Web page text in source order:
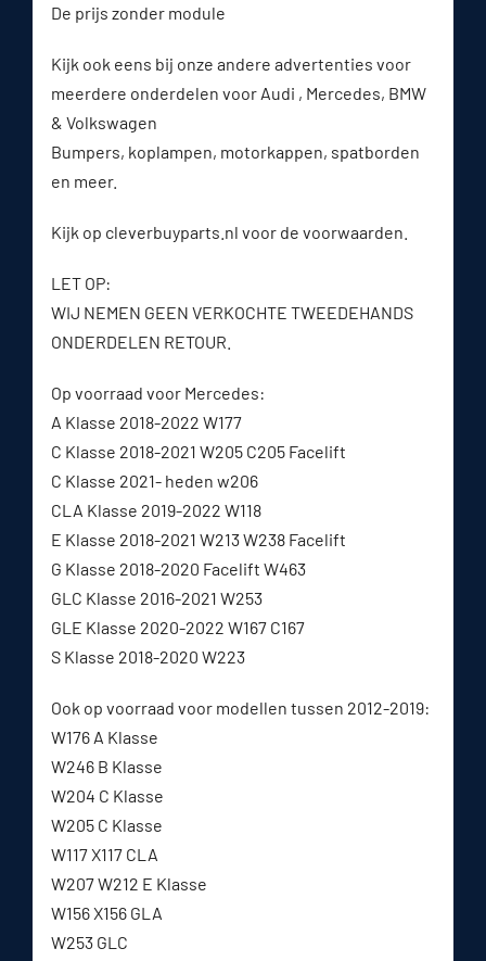
De prijs zonder module
Kijk ook eens bij onze andere advertenties voor
meerdere onderdelen voor Audi , Mercedes, BMW
& Volkswagen
Bumpers, koplampen, motorkappen, spatborden
en meer.
Kijk op cleverbuyparts.nl voor de voorwaarden.
LET OP:
WIJ NEMEN GEEN VERKOCHTE TWEEDEHANDS
ONDERDELEN RETOUR.
Op voorraad voor Mercedes:
A Klasse 2018-2022 W177
C Klasse 2018-2021 W205 C205 Facelift
C Klasse 2021- heden w206
CLA Klasse 2019-2022 W118
E Klasse 2018-2021 W213 W238 Facelift
G Klasse 2018-2020 Facelift W463
GLC Klasse 2016-2021 W253
GLE Klasse 2020-2022 W167 C167
S Klasse 2018-2020 W223
Ook op voorraad voor modellen tussen 2012-2019:
W176 A Klasse
W246 B Klasse
W204 C Klasse
W205 C Klasse
W117 X117 CLA
W207 W212 E Klasse
W156 X156 GLA
W253 GLC